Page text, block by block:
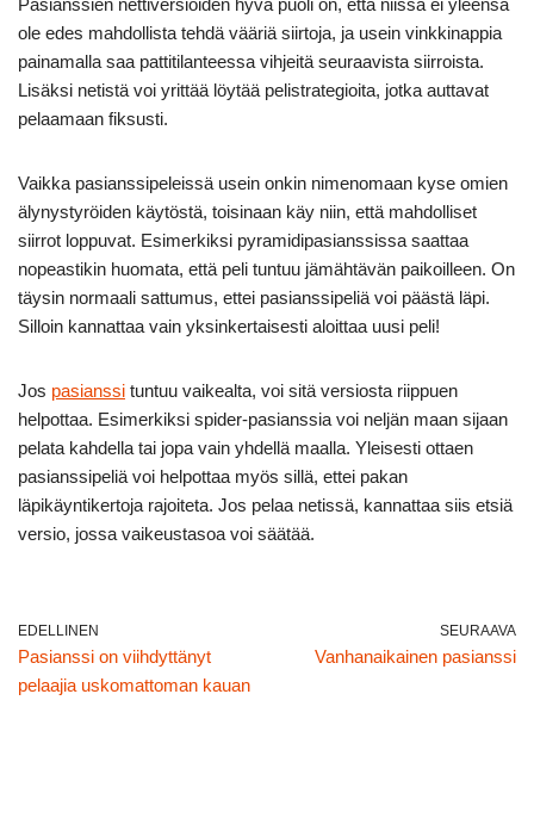
Pasianssien nettiversioiden hyvä puoli on, että niissä ei yleensä
ole edes mahdollista tehdä vääriä siirtoja, ja usein vinkkinappia
painamalla saa pattitilanteessa vihjeitä seuraavista siirroista.
Lisäksi netistä voi yrittää löytää pelistrategioita, jotka auttavat
pelaamaan fiksusti.
Vaikka pasianssipeleissä usein onkin nimenomaan kyse omien
älynystyröiden käytöstä, toisinaan käy niin, että mahdolliset
siirrot loppuvat. Esimerkiksi pyramidipasianssissa saattaa
nopeastikin huomata, että peli tuntuu jämähtävän paikoilleen. On
täysin normaali sattumus, ettei pasianssipeliä voi päästä läpi.
Silloin kannattaa vain yksinkertaisesti aloittaa uusi peli!
Jos pasianssi tuntuu vaikealta, voi sitä versiosta riippuen
helpottaa. Esimerkiksi spider-pasianssia voi neljän maan sijaan
pelata kahdella tai jopa vain yhdellä maalla. Yleisesti ottaen
pasianssipeliä voi helpottaa myös sillä, ettei pakan
läpikäyntikertoja rajoiteta. Jos pelaa netissä, kannattaa siis etsiä
versio, jossa vaikeustasoa voi säätää.
EDELLINEN
Pasianssi on viihdyttänyt
pelaajia uskomattoman kauan
SEURAAVA
Vanhanaikainen pasianssi